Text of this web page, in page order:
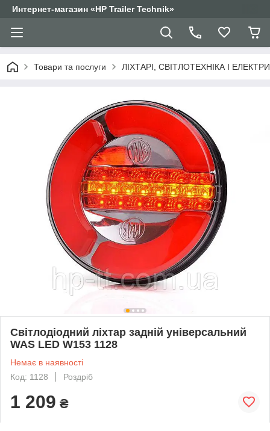
Интернет-магазин «HP Trailer Technik»
Товари та послуги ЛІХТАРІ, СВІТЛОТЕХНІКА І
Світлодіодний ліхтар задній універсальний
WAS LED W153 1128
Немає в наявності
Код: 1128
Роздріб
1 209 ₴